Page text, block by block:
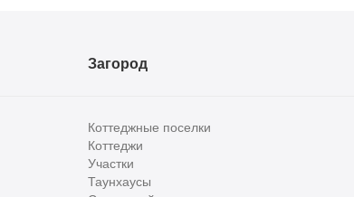
Загород
Коттеджные поселки
Коттеджи
Участки
Таунхаусы